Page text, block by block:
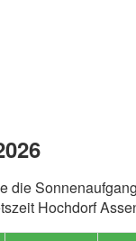
die
Hochdorf